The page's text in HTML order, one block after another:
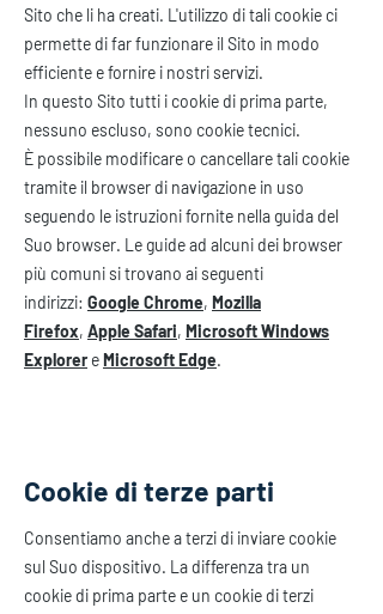
Sito che li ha creati. L'utilizzo di tali cookie ci
permette di far funzionare il Sito in modo
efficiente e fornire i nostri servizi.
In questo Sito tutti i cookie di prima parte,
nessuno escluso, sono cookie tecnici.
È possibile modificare o cancellare tali cookie
tramite il browser di navigazione in uso
seguendo le istruzioni fornite nella guida del
Suo browser. Le guide ad alcuni dei browser
più comuni si trovano ai seguenti
indirizzi: Google Chrome, Mozilla
Firefox, Apple Safari, Microsoft Windows
Explorer eMicrosoft Edge.
Cookie di terze parti
Consentiamo anche a terzi di inviare cookie
sul Suo dispositivo. La differenza tra un
cookie di prima parte e un cookie di terzi